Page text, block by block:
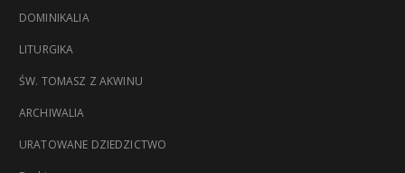
DOMINIKALIA
LITURGIKA
ŚW. TOMASZ Z AKWINU
ARCHIWALIA
URATOWANE DZIEDZICTWO